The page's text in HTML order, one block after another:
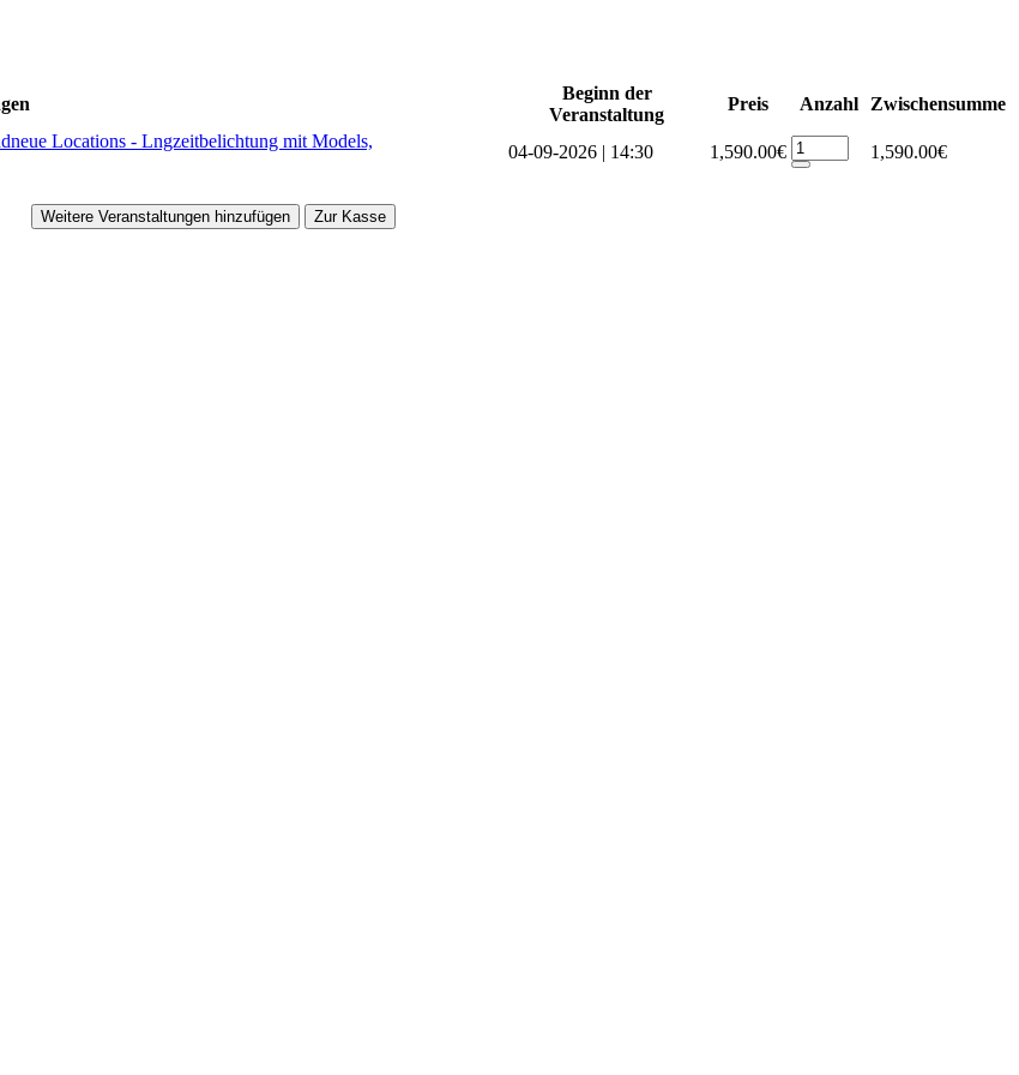
Beginn der
Veranstaltung
Preis Anzahl
Zwischensumme
Locations - Lngzeitbelichtung mit Models,
04-09-2026 | 14:30 1,590.00€
1,590.00€
Weitere Veranstaltungen hinzufügen Zur Kasse